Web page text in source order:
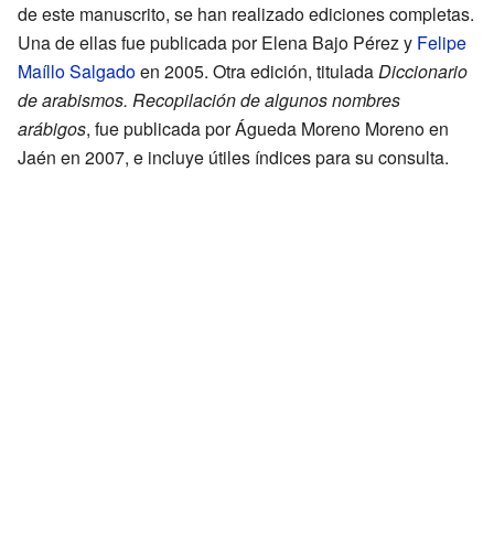
de este manuscrito, se han realizado ediciones completas.
Una de ellas fue publicada por Elena Bajo Pérez y Felipe
Maíllo Salgadoen 2005. Otra edición, tituladaDiccionario
de arabismos. Recopilación de algunos nombres
arábigos, fue publicada por Águeda Moreno Moreno en
Jaén en 2007, e incluye útiles índices para su consulta.